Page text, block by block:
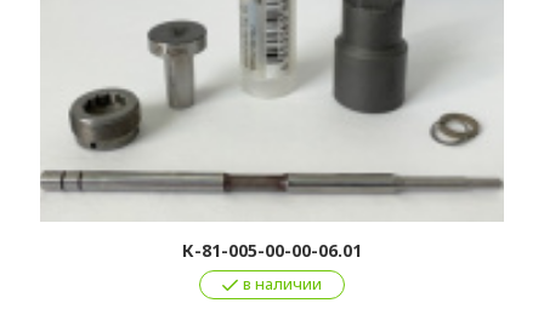
К-81-005-00-00-06.01
в наличии